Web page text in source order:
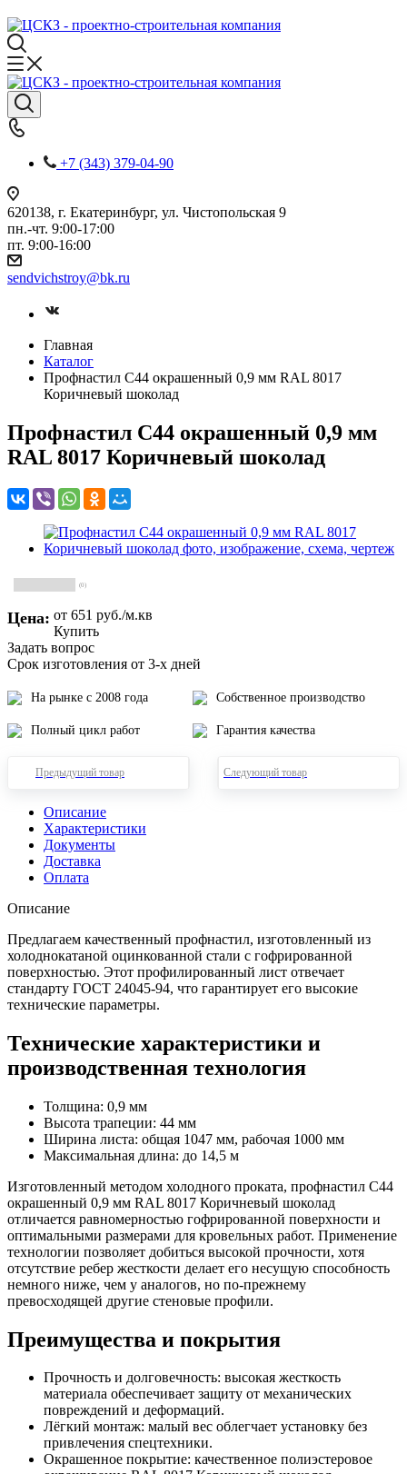
+7 (343) 379-04-90
620138, г. Екатеринбург, ул. Чистопольская 9
пн.-чт. 9:00-17:00
пт. 9:00-16:00
sendvichstroy@bk.ru
Главная
Каталог
Профнастил С44 окрашенный 0,9 мм RAL 8017
Коричневый шоколад
Профнастил С44 окрашенный 0,9 мм
RAL 8017 Коричневый шоколад
(0)
Цена: от 651 руб./м.кв
Купить
Задать вопрос
Срок изготовления от 3-х дней
На рынке с 2008 года Собственное производство
Полный цикл работ Гарантия качества
Предыдущий товар Следующий товар
Описание
Характеристики
Документы
Доставка
Оплата
Описание
Предлагаем качественный профнастил, изготовленный из
холоднокатаной оцинкованной стали с гофрированной
поверхностью. Этот профилированный лист отвечает
стандарту ГОСТ 24045-94, что гарантирует его высокие
технические параметры.
Технические характеристики и
производственная технология
Толщина: 0,9 мм
Высота трапеции: 44 мм
Ширина листа: общая 1047 мм, рабочая 1000 мм
Максимальная длина: до 14,5 м
Изготовленный методом холодного проката, профнастил С44
окрашенный 0,9 мм RAL 8017 Коричневый шоколад
отличается равномерностью гофрированной поверхности и
оптимальными размерами для кровельных работ. Применение
технологии позволяет добиться высокой прочности, хотя
отсутствие ребер жесткости делает его несущую способность
немного ниже, чем у аналогов, но по-прежнему
превосходящей другие стеновые профили.
Преимущества и покрытия
Прочность и долговечность: высокая жесткость
материала обеспечивает защиту от механических
повреждений и деформаций.
Лёгкий монтаж: малый вес облегчает установку без
привлечения спецтехники.
Окрашенное покрытие: качественное полиэстеровое